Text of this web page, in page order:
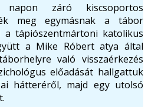
záró kiscsoportos
meg egymásnak a tábor
a tápiószentmártoni katolikus
a Mike Róbert atya által
való visszaérkezés
előadását hallgattuk
hátteréről, majd egy utolsó